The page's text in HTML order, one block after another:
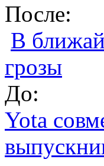
После:
В
грозы
До:
Yota